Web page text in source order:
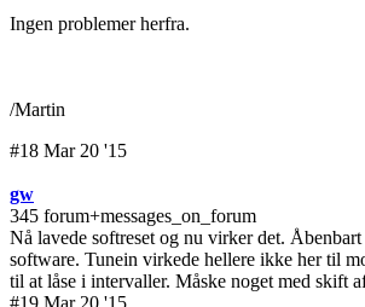
Ingen problemer herfra.
/Martin
#18 Mar 20 '15
gw
345 forum+messages_on_forum
Nå lavede softreset og nu virker det.
software. Tunein virkede hellere ikke her til
til at låse i intervaller. Måske noget med skift